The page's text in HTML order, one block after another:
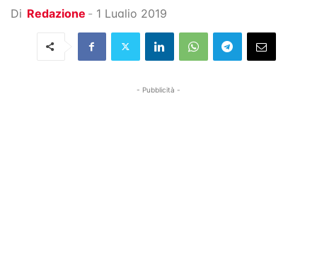
Di Redazione - 1 Luglio 2019
- Pubblicità -